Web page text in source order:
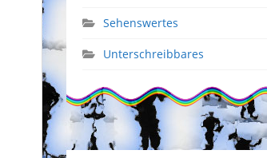
Sehenswertes
Unterschreibbares